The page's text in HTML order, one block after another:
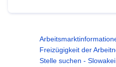
Freizügigkeit der
Stelle suchen - Slowakei